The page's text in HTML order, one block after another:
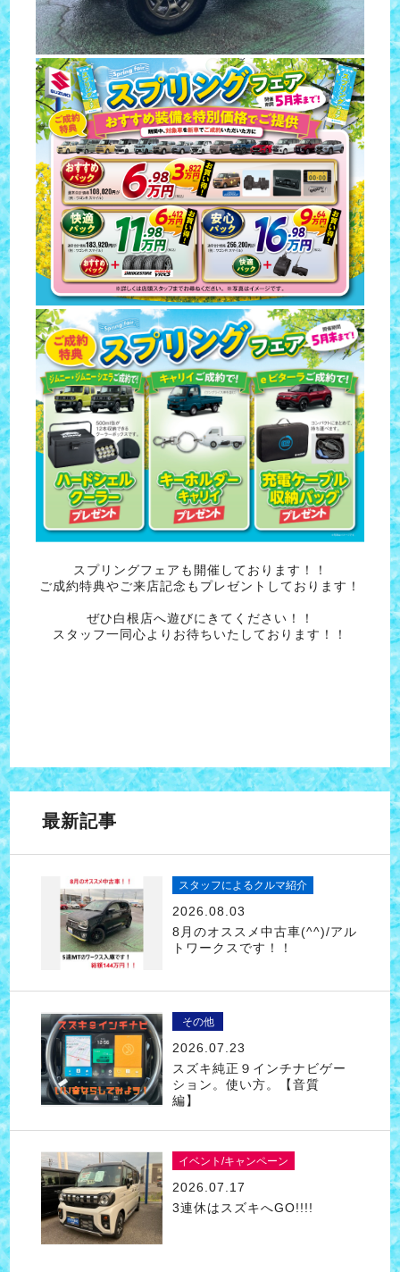
スプリングフェアも開催しております！！
ご成約特典やご来店記念もプレゼントしております！
ぜひ白根店へ遊びにきてください！！
スタッフ一同心よりお待ちいたしております！！
最新記事
スタッフによるクルマ紹介
2026.08.03
8月のオススメ中古車(^^)/アル
トワークスです！！
その他
2026.07.23
スズキ純正９インチナビゲー
ション。使い方。【音質
編】
イベント/キャンペーン
2026.07.17
3連休はスズキへGO!!!!